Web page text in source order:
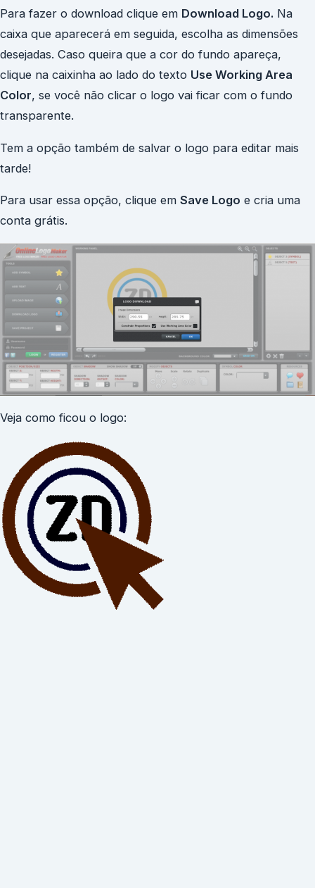
Para fazer o download clique em Download Logo. Na
caixa que aparecerá em seguida, escolha as dimensões
desejadas. Caso queira que a cor do fundo apareça,
clique na caixinha ao lado do texto Use Working Area
Color, se você não clicar o logo vai ficar com o fundo
transparente.
Tem a opção também de salvar o logo para editar mais
tarde!
Para usar essa opção, clique em Save Logo e cria uma
conta grátis.
Veja como ficou o logo: